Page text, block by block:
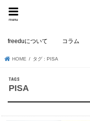
menu
freeduについて コラム
HOME タグ : PISA
PISA